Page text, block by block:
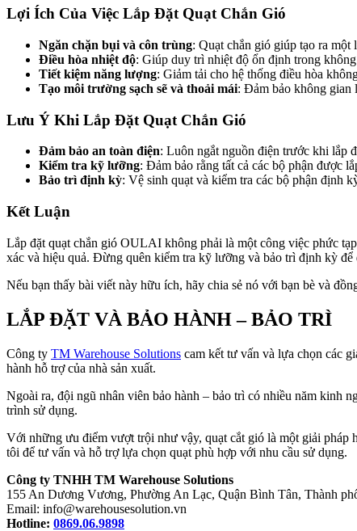
Lợi Ích Của Việc Lắp Đặt Quạt Chắn Gió
Ngăn chặn bụi và côn trùng: Quạt chắn gió giúp tạo ra
Điều hòa nhiệt độ: Giúp duy trì nhiệt độ ổn định trong
Tiết kiệm năng lượng: Giảm tải cho hệ thống điều hòa
Tạo môi trường sạch sẽ và thoải mái: Đảm bảo không gian
Lưu Ý Khi Lắp Đặt Quạt Chắn Gió
Đảm bảo an toàn điện: Luôn ngắt nguồn điện trước khi lắp
Kiểm tra kỹ lưỡng: Đảm bảo rằng tất cả các bộ phận được
Bảo trì định kỳ: Vệ sinh quạt và kiểm tra các bộ phận định
Kết Luận
Lắp đặt quạt chắn gió OULAI không phải là một công việc phức
xác và hiệu quả. Đừng quên kiểm tra kỹ lưỡng và bảo trì định kỳ để
Nếu bạn thấy bài viết này hữu ích, hãy chia sẻ nó với bạn bè và
LẮP ĐẶT VÀ BẢO HÀNH – BẢO TRÌ
Công ty TM Warehouse Solutions cam kết tư vấn và lựa chọn các
hành hỗ trợ của nhà sản xuất.
Ngoài ra, đội ngũ nhân viên bảo hành – bảo trì có nhiều năm kinh
trình sử dụng.
Với những ưu điểm vượt trội như vậy, quạt cắt gió là một giải
tôi để tư vấn và hỗ trợ lựa chọn quạt phù hợp với nhu cầu sử dụng.
Công ty TNHH TM Warehouse Solutions
155 An Dương Vương, Phường An Lạc, Quận Bình Tân, Thành
Email: info@warehousesolution.vn
Hotline: 0869.06.9898